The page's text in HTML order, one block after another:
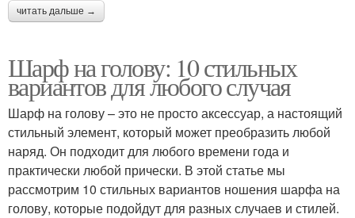
читать дальше →
Шарф на голову: 10 стильных
вариантов для любого случая
Шарф на голову – это не просто аксессуар, а настоящий
стильный элемент, который может преобразить любой
наряд. Он подходит для любого времени года и
практически любой прически. В этой статье мы
рассмотрим 10 стильных вариантов ношения шарфа на
голову, которые подойдут для разных случаев и стилей.